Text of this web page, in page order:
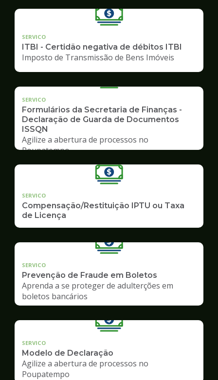
SERVICO
ITBI - Certidão negativa de débitos ITBI
Imposto de Transmissão de Bens Imóveis
SERVICO
Formulários da Secretaria de Finanças -
Declaração de Guarda de Documentos
ISSQN
Agilize a abertura de processos no
Poupatempo
SERVICO
Compensação/Restituição IPTU ou Taxa
de Licença
SERVICO
Prevenção de Fraude em Boletos
Aprenda a se proteger de adulterções em
boletos bancários
SERVICO
Modelo de Declaração
Agilize a abertura de processos no
Poupatempo